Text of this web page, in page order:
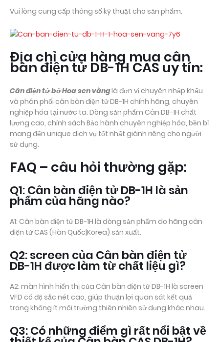
Vui lòng cung cấp thông số kỹ thuật cho sản phẩm.
Địa chỉ cửa hàng mua cân
bàn điện tử DB-1H CAS uy tín:
Cân điện tử bở Hoa sen vànglà đơn vị chuyên nhập khẩu
và phân phối cân bàn điện tử DB-1H chính hãng, chuyên
nghiệp hóa tại nước ta. Dòng sản phẩm Cân DB-1H chất
lượng cao, chính sách Bảo hành chuyên nghiệp hóa, bền bỉ
mang đến unique dịch vụ tốt nhất giành riêng cho người
sử dụng.
FAQ – câu hỏi thường gặp:
Q1: Cân bàn điện tử DB-1H là sản
phẩm của hãng nào?
A1: Cân bàn điện tử DB-1H là dòng sản phẩm do hãng cân
điện tử CAS (Hàn Quốc|Korea) sản xuất.
Q2: screen của Cân bàn điện tử
DB-1H được làm từ chất liệu gì?
A2: màn hình hiển thị của Cân bàn điện tử DB-1H là screen
VFD có độ sắc nét cao, giúp thuận lợi quan sát kết quả
trong không ít môi trường thiên nhiên sử dụng khác nhau.
Q3: Có những điểm gì rất nổi bật về